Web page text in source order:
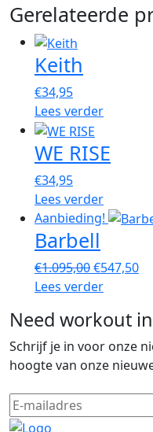
Gerelateerde
Keith
€34,95
Lees verder
WE RISE
€34,95
Lees verder
Aanbieding!
Barbell
€1.095,00
prijs
€1.095,00.
€547,50
Lees verder
Need workout
Schrijf je in voor onze
hoogte van onze